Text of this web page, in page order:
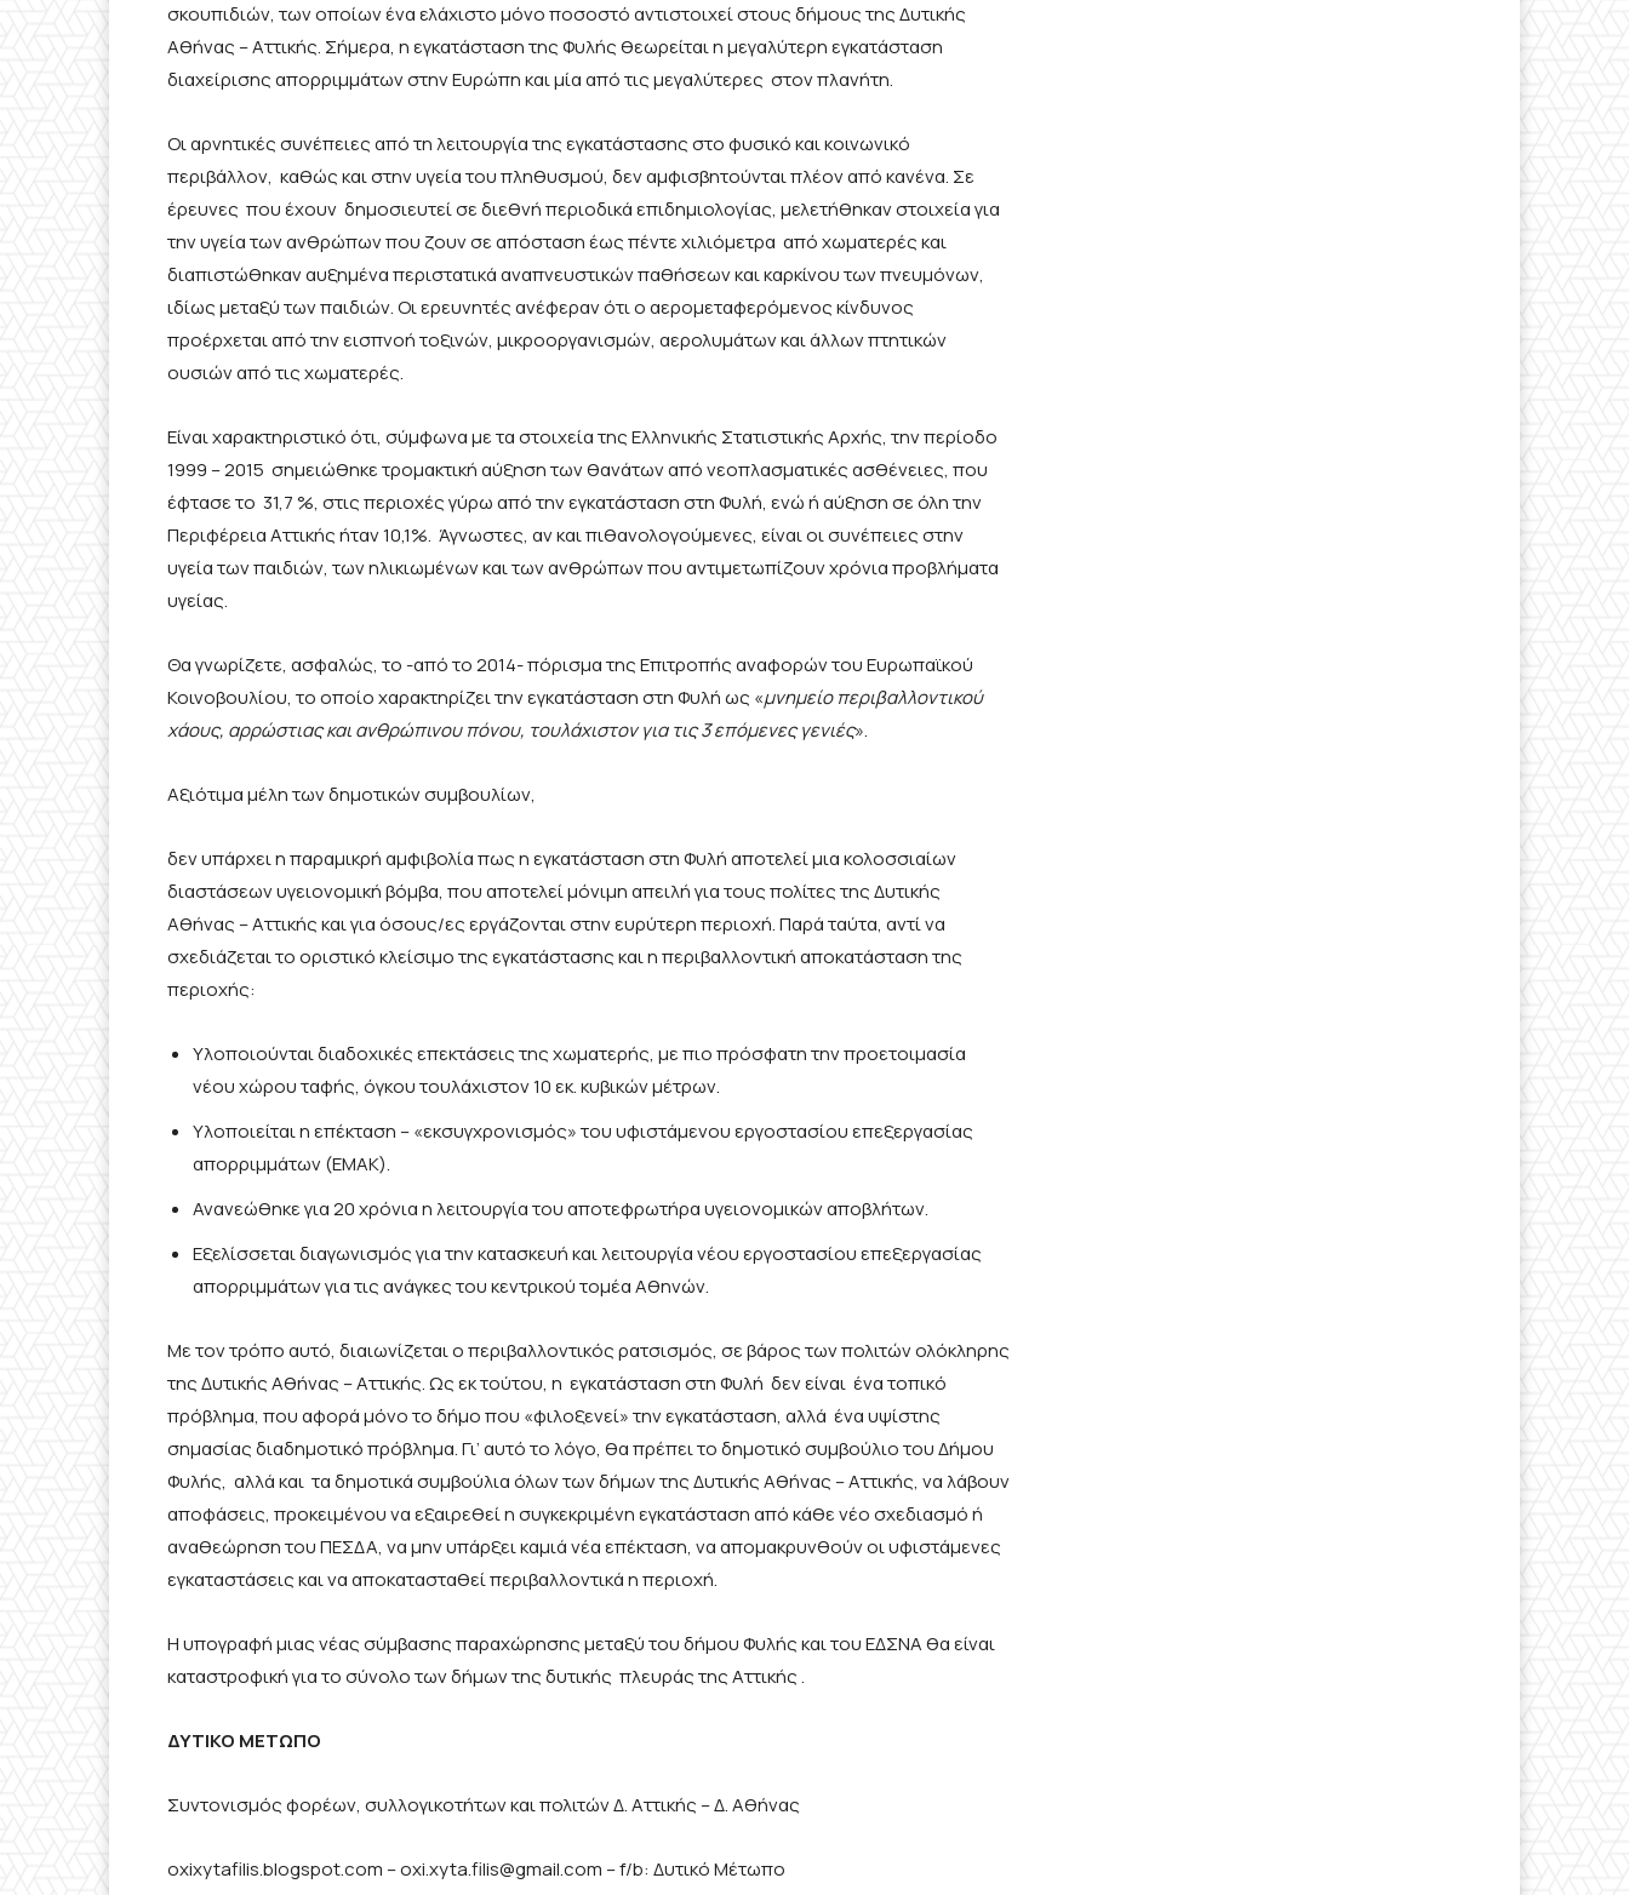
σκουπιδιών, των οποίων ένα ελάχιστο μόνο ποσοστό αντιστοιχεί στους δήμους της Δυτικής
Αθήνας – Αττικής. Σήμερα, η εγκατάσταση της Φυλής θεωρείται η μεγαλύτερη εγκατάσταση
διαχείρισης απορριμμάτων στην Ευρώπη και μία από τις μεγαλύτερες στον πλανήτη.
Οι αρνητικές συνέπειες από τη λειτουργία της εγκατάστασης στο φυσικό και κοινωνικό
περιβάλλον, καθώς και στην υγεία του πληθυσμού, δεν αμφισβητούνται πλέον από κανένα. Σε
έρευνες που έχουν δημοσιευτεί σε διεθνή περιοδικά επιδημιολογίας, μελετήθηκαν στοιχεία για
την υγεία των ανθρώπων που ζουν σε απόσταση έως πέντε χιλιόμετρα από χωματερές και
διαπιστώθηκαν αυξημένα περιστατικά αναπνευστικών παθήσεων και καρκίνου των πνευμόνων,
ιδίως μεταξύ των παιδιών. Οι ερευνητές ανέφεραν ότι ο αερομεταφερόμενος κίνδυνος
προέρχεται από την εισπνοή τοξινών, μικροοργανισμών, αερολυμάτων και άλλων πτητικών
ουσιών από τις χωματερές.
Είναι χαρακτηριστικό ότι, σύμφωνα με τα στοιχεία της Ελληνικής Στατιστικής Αρχής, την περίοδο
1999 – 2015 σημειώθηκε τρομακτική αύξηση των θανάτων από νεοπλασματικές ασθένειες, που
έφτασε το 31,7 %, στις περιοχές γύρω από την εγκατάσταση στη Φυλή, ενώ ή αύξηση σε όλη την
Περιφέρεια Αττικής ήταν 10,1%. Άγνωστες, αν και πιθανολογούμενες, είναι οι συνέπειες στην
υγεία των παιδιών, των ηλικιωμένων και των ανθρώπων που αντιμετωπίζουν χρόνια προβλήματα
υγείας.
Θα γνωρίζετε, ασφαλώς, το -από το 2014- πόρισμα της Επιτροπής αναφορών του Ευρωπαϊκού
Κοινοβουλίου, το οποίο χαρακτηρίζει την εγκατάσταση στη Φυλή ως «μνημείο περιβαλλοντικού
χάους, αρρώστιας και ανθρώπινου πόνου, τουλάχιστον για τις 3 επόμενες γενιές».
Αξιότιμα μέλη των δημοτικών συμβουλίων,
δεν υπάρχει η παραμικρή αμφιβολία πως η εγκατάσταση στη Φυλή αποτελεί μια κολοσσιαίων
διαστάσεων υγειονομική βόμβα, που αποτελεί μόνιμη απειλή για τους πολίτες της Δυτικής
Αθήνας – Αττικής και για όσους/ες εργάζονται στην ευρύτερη περιοχή. Παρά ταύτα, αντί να
σχεδιάζεται το οριστικό κλείσιμο της εγκατάστασης και η περιβαλλοντική αποκατάσταση της
περιοχής:
Υλοποιούνται διαδοχικές επεκτάσεις της χωματερής, με πιο πρόσφατη την προετοιμασία
νέου χώρου ταφής, όγκου τουλάχιστον 10 εκ. κυβικών μέτρων.
Υλοποιείται η επέκταση – «εκσυγχρονισμός» του υφιστάμενου εργοστασίου επεξεργασίας
απορριμμάτων (ΕΜΑΚ).
Ανανεώθηκε για 20 χρόνια η λειτουργία του αποτεφρωτήρα υγειονομικών αποβλήτων.
Εξελίσσεται διαγωνισμός για την κατασκευή και λειτουργία νέου εργοστασίου επεξεργασίας
απορριμμάτων για τις ανάγκες του κεντρικού τομέα Αθηνών.
Με τον τρόπο αυτό, διαιωνίζεται ο περιβαλλοντικός ρατσισμός, σε βάρος των πολιτών ολόκληρης
της Δυτικής Αθήνας – Αττικής. Ως εκ τούτου, η εγκατάσταση στη Φυλή δεν είναι ένα τοπικό
πρόβλημα, που αφορά μόνο το δήμο που «φιλοξενεί» την εγκατάσταση, αλλά ένα υψίστης
σημασίας διαδημοτικό πρόβλημα. Γι’ αυτό το λόγο, θα πρέπει το δημοτικό συμβούλιο του Δήμου
Φυλής, αλλά και τα δημοτικά συμβούλια όλων των δήμων της Δυτικής Αθήνας – Αττικής, να λάβουν
αποφάσεις, προκειμένου να εξαιρεθεί η συγκεκριμένη εγκατάσταση από κάθε νέο σχεδιασμό ή
αναθεώρηση του ΠΕΣΔΑ, να μην υπάρξει καμιά νέα επέκταση, να απομακρυνθούν οι υφιστάμενες
εγκαταστάσεις και να αποκατασταθεί περιβαλλοντικά η περιοχή.
Η υπογραφή μιας νέας σύμβασης παραχώρησης μεταξύ του δήμου Φυλής και του ΕΔΣΝΑ θα είναι
καταστροφική για το σύνολο των δήμων της δυτικής πλευράς της Αττικής .
ΔΥΤΙΚΟ ΜΕΤΩΠΟ
Συντονισμός φορέων, συλλογικοτήτων και πολιτών Δ. Αττικής – Δ. Αθήνας
oxixytafilis.blogspot.com –oxi.xyta.filis@gmail.com – f/b: Δυτικό Μέτωπο